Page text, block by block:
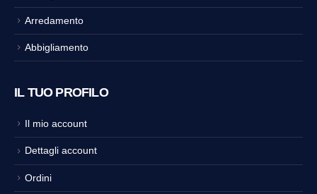
Arredamento
Abbigliamento
IL TUO PROFILO
Il mio account
Dettagli account
Ordini